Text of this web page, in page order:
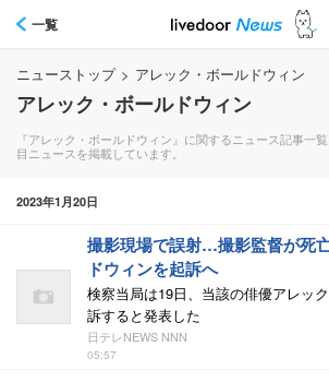
一覧
ニューストップ > アレック・ボールドウィン
アレック・ボールドウィン
『アレック・ボールドウィン』に関するニュース記事一
目ニュースを掲載しています。
2023年1月20日
撮影現場で誤射…撮影監督が死
ドウィンを起訴へ
検察当局は19日、当該の俳優アレッ
訴すると発表した
日テレNEWS NNN
05:57